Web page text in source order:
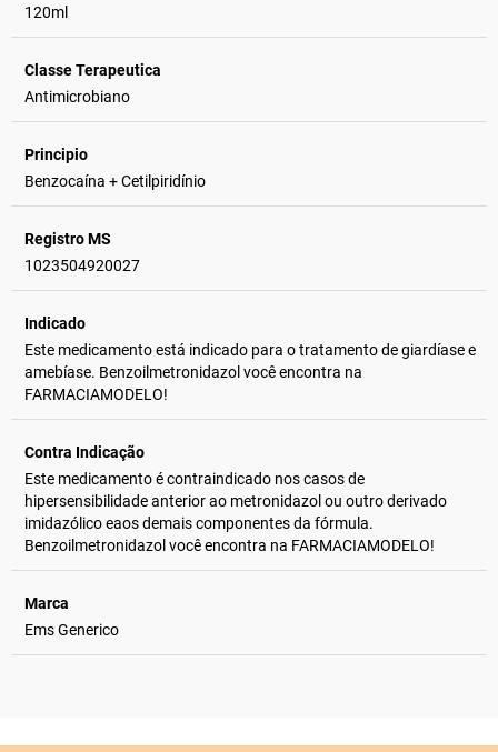
120ml
Classe Terapeutica
Antimicrobiano
Principio
Benzocaína + Cetilpiridínio
Registro MS
1023504920027
Indicado
Este medicamento está indicado para o tratamento de giardíase e
amebíase. Benzoilmetronidazol você encontra na
FARMACIAMODELO!
Contra Indicação
Este medicamento é contraindicado nos casos de
hipersensibilidade anterior ao metronidazol ou outro derivado
imidazólico eaos demais componentes da fórmula.
Benzoilmetronidazol você encontra na FARMACIAMODELO!
Marca
Ems Generico